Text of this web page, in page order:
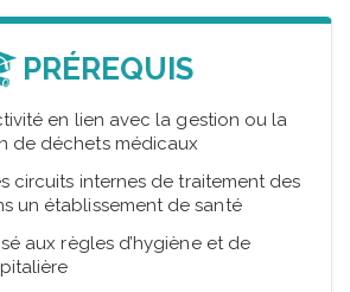
PRÉREQUIS
en lien avec la gestion ou la
de déchets médicaux
circuits internes de traitement des
un établissement de santé
aux règles d’hygiène et de